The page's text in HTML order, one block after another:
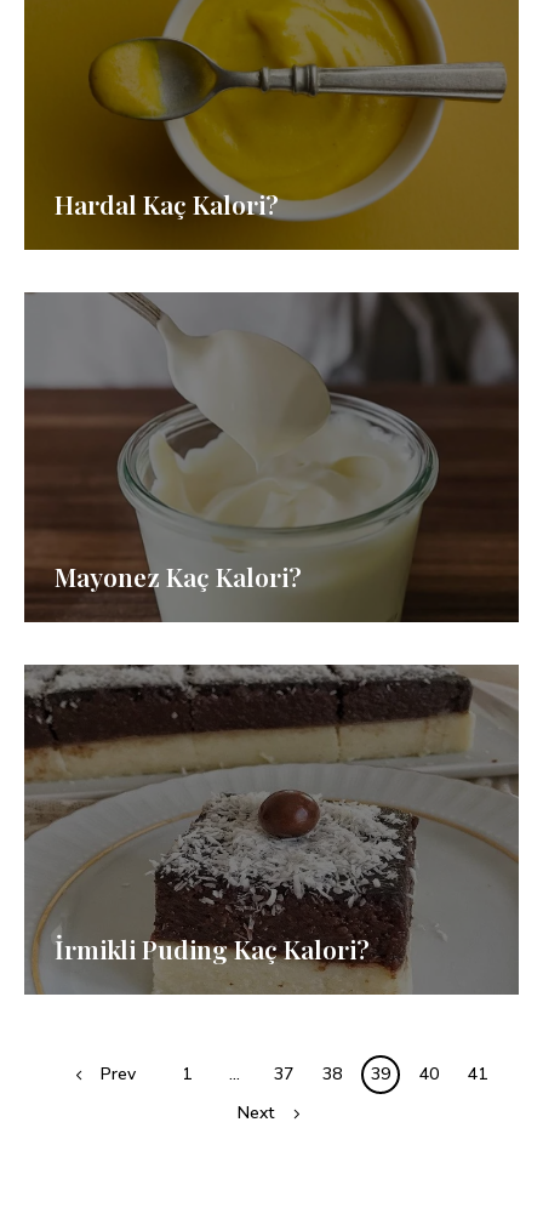
Hardal Kaç Kalori?
Mayonez Kaç Kalori?
İrmikli Puding Kaç Kalori?
Posts
Prev 1 … 37 38 39 40
41
Next